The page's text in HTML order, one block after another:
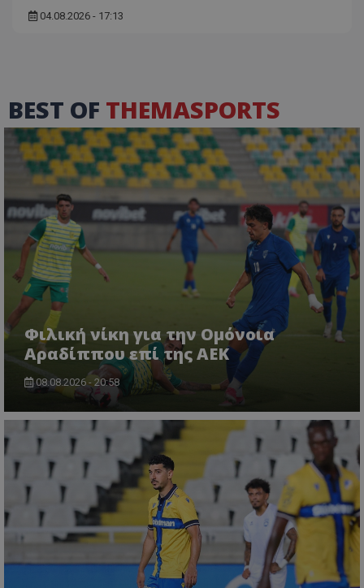
04.08.2026 - 17:13
BEST OF THEMASPORTS
Φιλική νίκη για την Ομόνοια
Αραδίππου επί της ΑΕΚ
08.08.2026 - 20:58